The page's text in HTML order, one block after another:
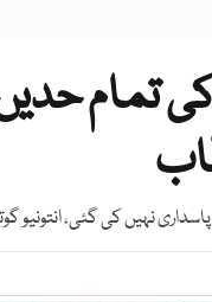
حدیں
نہیں کی گئی، انتونیو